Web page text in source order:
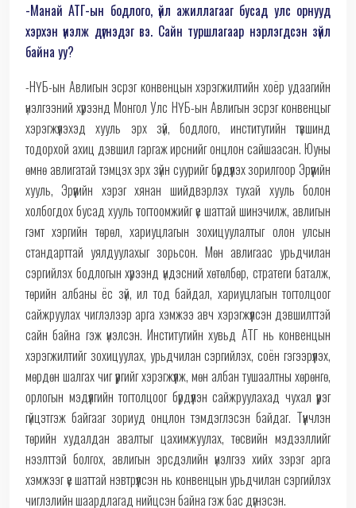
-Манай АТГ-ын бодлого, үйл ажиллагааг бусад улс орнууд
хэрхэн үнэлж дүгнэдэг вэ. Сайн туршлагаар нэрлэгдсэн зүйл
байна уу?
-НҮБ-ын Авлигын эсрэг конвенцын хэрэгжилтийн хоёр удаагийн
үнэлгээний хүрээнд Монгол Улс НҮБ-ын Авлигын эсрэг конвенцыг
хэрэгжүүлэхэд хууль эрх зүй, бодлого, институтийн түвшинд
тодорхой ахиц дэвшил гаргаж ирснийг онцлон сайшаасан. Юуны
өмнө авлигатай тэмцэх эрх зүйн суурийг бүрдүүлэх зорилгоор Эрүүгийн
хууль, Эрүүгийн хэрэг хянан шийдвэрлэх тухай хууль болон
холбогдох бусад хууль тогтоомжийг үе шаттай шинэчилж, авлигын
гэмт хэргийн төрөл, хариуцлагын зохицуулалтыг олон улсын
стандарттай уялдуулахыг зорьсон. Мөн авлигаас урьдчилан
сэргийлэх бодлогын хүрээнд үндэсний хөтөлбөр, стратеги баталж,
төрийн албаны ёс зүй, ил тод байдал, хариуцлагын тогтолцоог
сайжруулах чиглэлээр арга хэмжээ авч хэрэгжүүлсэн дэвшилттэй
сайн байна гэж үнэлсэн. Институтийн хувьд АТГ нь конвенцын
хэрэгжилтийг зохицуулах, урьдчилан сэргийлэх, соён гэгээрүүлэх,
мөрдөн шалгах чиг үүргийг хэрэгжүүлж, мөн албан тушаалтны хөрөнгө,
орлогын мэдүүлгийн тогтолцоог бүрдүүлэн сайжруулахад чухал үүрэг
гүйцэтгэж байгааг зориуд онцлон тэмдэглэсэн байдаг. Түүнчлэн
төрийн худалдан авалтыг цахимжуулах, төсвийн мэдээллийг
нээлттэй болгох, авлигын эрсдэлийн үнэлгээ хийх зэрэг арга
хэмжээг үе шаттай нэвтрүүлсэн нь конвенцын урьдчилан сэргийлэх
чиглэлийн шаардлагад нийцсэн байна гэж бас дүгнэсэн.